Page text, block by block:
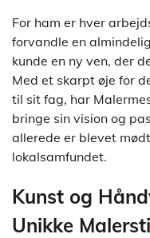
For ham er hver
forvandle en
kunde en ny ven, der
Med et skarpt øje for
til sit fag, har
bringe sin vision og
allerede er blevet
lokalsamfundet.
Kunst og
Unikke